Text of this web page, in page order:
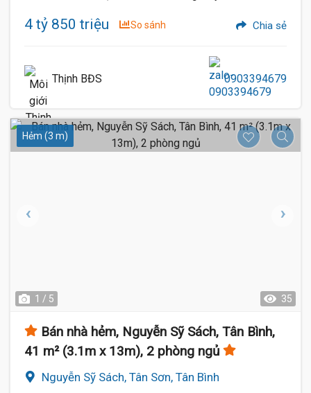
4 tỷ 850 triệu So sánh Chia sẻ
Thịnh BĐS 0903394679
Hẻm (3 m)
1 / 5 35
Bán nhà hẻm, Nguyễn Sỹ Sách, Tân Bình,
41 m² (3.1m x 13m), 2 phòng ngủ
Nguyễn Sỹ Sách, Tân Sơn, Tân Bình